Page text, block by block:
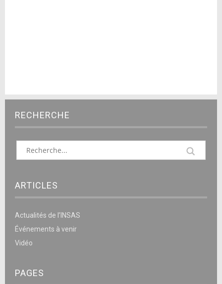
RECHERCHE
ARTICLES
Actualités de l’INSAS
Événements à venir
Vidéo
PAGES